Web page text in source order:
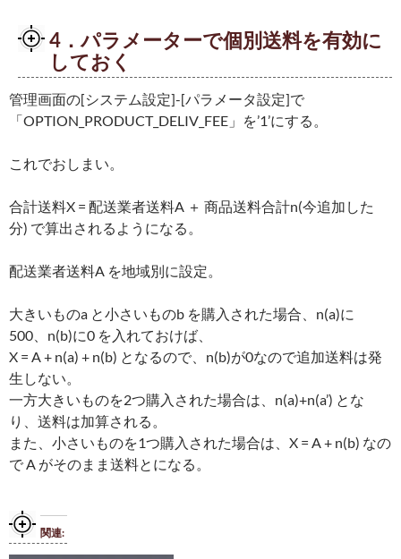
4．パラメーターで個別送料を有効に
しておく
管理画面の[システム設定]-[パラメータ設定]で
「OPTION_PRODUCT_DELIV_FEE」を’1’にする。
これでおしまい。
合計送料X = 配送業者送料A ＋ 商品送料合計n(今追加した
分) で算出されるようになる。
配送業者送料A を地域別に設定。
大きいものa と小さいものb を購入された場合、n(a)に
500、n(b)に0 を入れておけば、
X = A + n(a) + n(b) となるので、n(b)が0なので追加送料は発
生しない。
一方大きいものを2つ購入された場合は、n(a)+n(a’) とな
り、送料は加算される。
また、小さいものを1つ購入された場合は、X = A + n(b) なの
で A がそのまま送料とになる。
関連